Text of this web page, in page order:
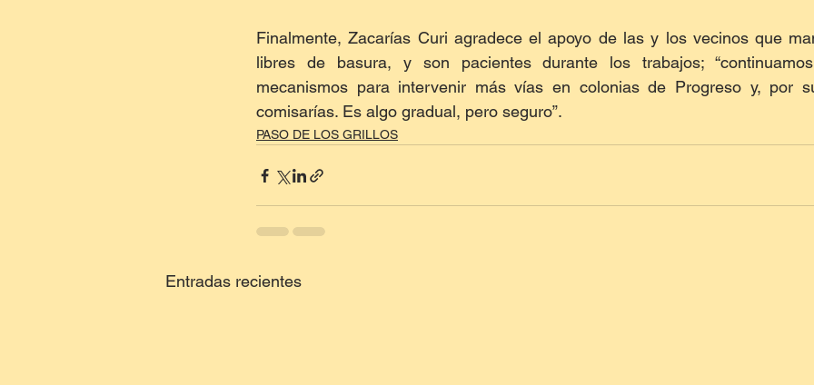
Finalmente, Zacarías Curi agradece el apoyo de las y los vecinos que
libres de basura, y son pacientes durante los trabajos;
mecanismos para intervenir más vías en colonias de Progreso y, por
comisarías. Es algo gradual, pero seguro”.
PASO DE LOS GRILLOS
Entradas recientes